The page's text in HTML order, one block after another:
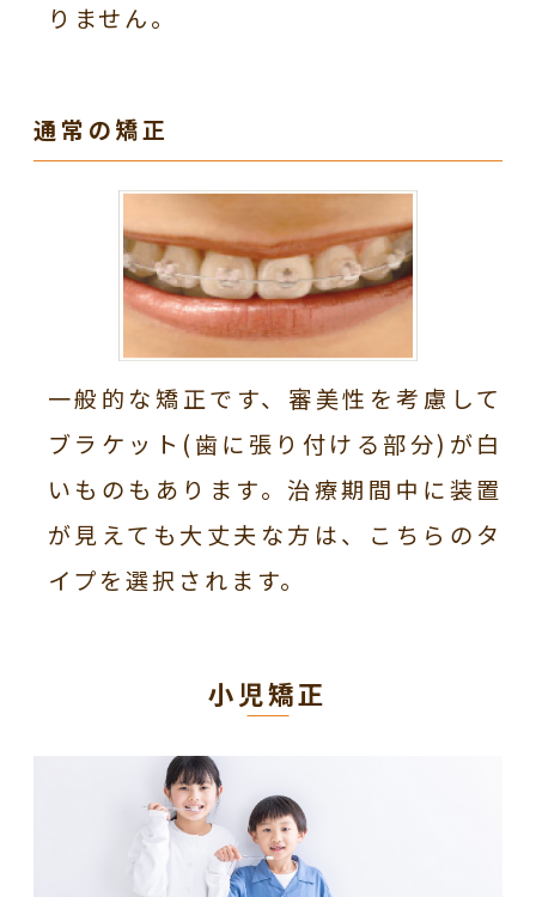
りません。
通常の矯正
一般的な矯正です、審美性を考慮して
ブラケット(歯に張り付ける部分)が白
いものもあります。治療期間中に装置
が見えても大丈夫な方は、こちらのタ
イプを選択されます。
小児矯正